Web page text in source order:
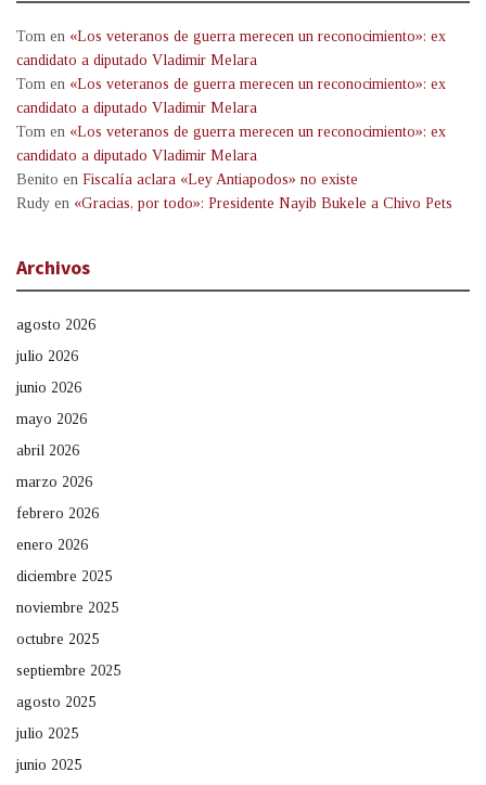
Tom en «Los veteranos de guerra merecen un reconocimiento»: ex
candidato a diputado Vladimir Melara
Tom en «Los veteranos de guerra merecen un reconocimiento»: ex
candidato a diputado Vladimir Melara
Tom en «Los veteranos de guerra merecen un reconocimiento»: ex
candidato a diputado Vladimir Melara
Benito en Fiscalía aclara «Ley Antiapodos» no existe
Rudy en «Gracias, por todo»: Presidente Nayib Bukele a Chivo Pets
Archivos
agosto 2026
julio 2026
junio 2026
mayo 2026
abril 2026
marzo 2026
febrero 2026
enero 2026
diciembre 2025
noviembre 2025
octubre 2025
septiembre 2025
agosto 2025
julio 2025
junio 2025